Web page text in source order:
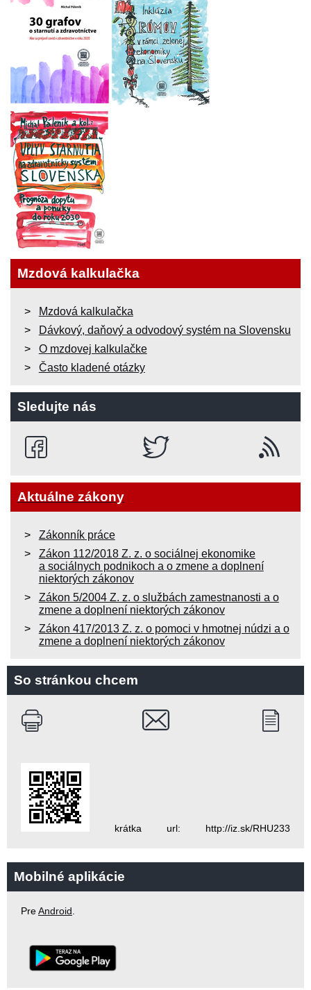
Mzdová kalkulačka
Mzdová kalkulačka
Dávkový, daňový a odvodový systém na Slovensku
O mzdovej kalkulačke
Často kladené otázky
Sledujte nás
Aktuálne zákony
Zákonník práce
Zákon 112/2018 Z. z. o sociálnej ekonomike
a sociálnych podnikoch a o zmene a doplnení
niektorých zákonov
Zákon 5/2004 Z. z. o službách zamestnanosti a o
zmene a doplnení niektorých zákonov
Zákon 417/2013 Z. z. o pomoci v hmotnej núdzi a o
zmene a doplnení niektorých zákonov
So stránkou chcem
krátka url: http://iz.sk/RHU233
Mobilné aplikácie
PreAndroid.